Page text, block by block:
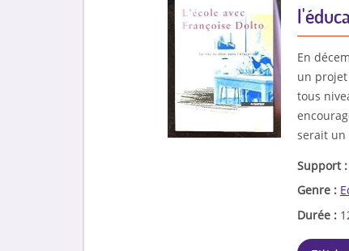
En
un
tous
serait un
Support :
Genre :
Durée :